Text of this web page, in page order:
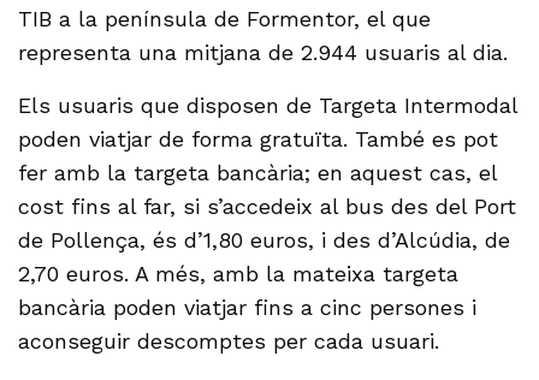
TIB a la península de Formentor, el que
representa una mitjana de 2.944 usuaris al dia.
Els usuaris que disposen de Targeta Intermodal
poden viatjar de forma gratuïta. També es pot
fer amb la targeta bancària; en aquest cas, el
cost fins al far, si s’accedeix al bus des del Port
de Pollença, és d’1,80 euros, i des d’Alcúdia, de
2,70 euros. A més, amb la mateixa targeta
bancària poden viatjar fins a cinc persones i
aconseguir descomptes per cada usuari.